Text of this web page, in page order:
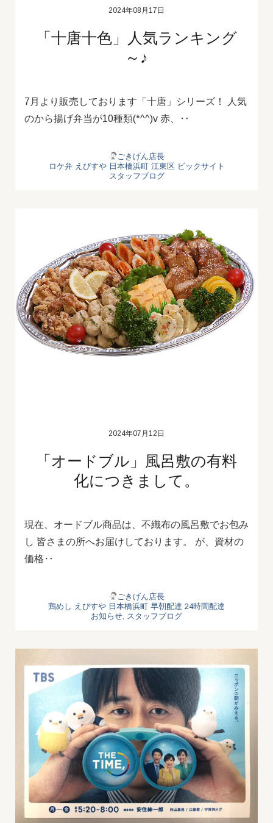
2024年08月17日
「十唐十色」人気ランキング
～♪
7月より販売しております「十唐」シリーズ！ 人気
のから揚げ弁当が10種類(*^^)v 赤、‥
ごきげん店長
ロケ弁 えびすや 日本橋浜町 江東区 ビックサイト
スタッフブログ
2024年07月12日
「オードブル」風呂敷の有料
化につきまして。
現在、オードブル商品は、不織布の風呂敷でお包み
し 皆さまの所へお届けしております。 が、資材の
価格‥
ごきげん店長
鶏めし えびすや 日本橋浜町 早朝配達 24時間配達
お知らせ, スタッフブログ